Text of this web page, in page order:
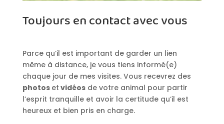
Toujours en contact avec vous
Parce qu’il est important de garder un lien
même à distance, je vous tiens informé(e)
chaque jour de mes visites. Vous recevrez des
photos et vidéosde votre animal pour partir
l’esprit tranquille et avoir la certitude qu’il est
heureux et bien pris en charge.